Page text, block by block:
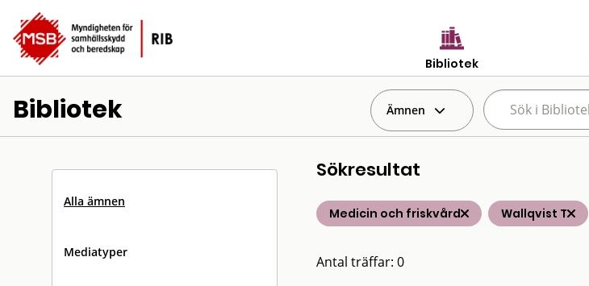
Bibliotek
Bibliotek Ämnen
Alla ämnen
Mediatyper
Sökresultat
Medicin och friskvård Wallqvist T
Antal träffar: 0